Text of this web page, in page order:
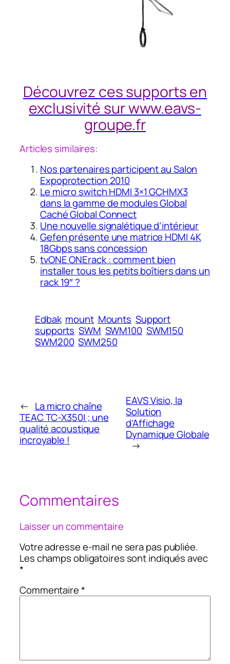
Découvrez ces supports en
exclusivité sur www.eavs-
groupe.fr
Articles similaires:
Nos partenaires participent au Salon
Expoprotection 2010
Le micro switch HDMI 3×1 GCHMX3
dans la gamme de modules Global
Caché Global Connect
Une nouvelle signalétique d’intérieur
Gefen présente une matrice HDMI 4K
18Gbps sans concession
tvONE ONErack : comment bien
installer tous les petits boîtiers dans un
rack 19″ ?
Edbak mount Mounts Support
supports SWM SWM100 SWM150
SWM200 SWM250
← La micro chaîne
TEAC TC-X350I ; une
qualité acoustique
incroyable !
EAVS Visio, la
Solution
d’Affichage
Dynamique Globale
→
Commentaires
Laisser un commentaire
Votre adresse e-mail ne sera pas publiée.
Les champs obligatoires sont indiqués avec
*
Commentaire*